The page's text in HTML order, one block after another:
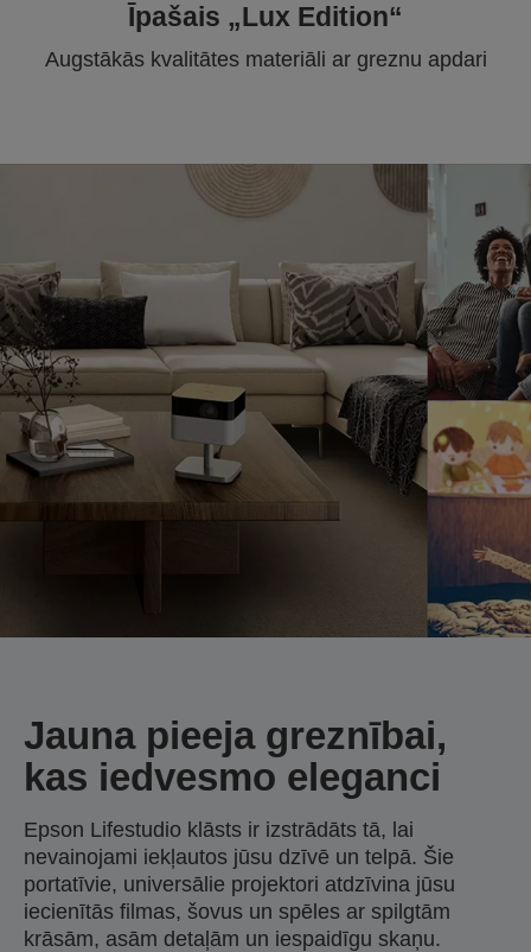
Īpašais „Lux Edition“
Augstākās kvalitātes materiāli ar greznu apdari
Jauna pieeja greznībai,
kas iedvesmo eleganci
Epson Lifestudio klāsts ir izstrādāts tā, lai
nevainojami iekļautos jūsu dzīvē un telpā. Šie
portatīvie, universālie projektori atdzīvina jūsu
iecienītās filmas, šovus un spēles ar spilgtām
krāsām, asām detaļām un iespaidīgu skaņu.